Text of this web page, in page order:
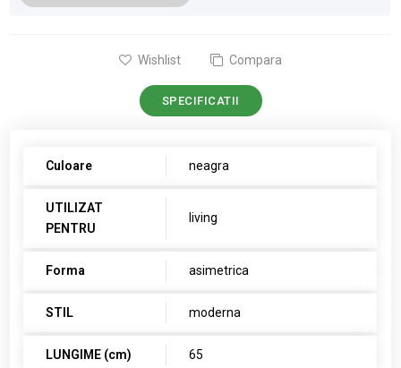
Wishlist Compara
SPECIFICATII
Culoare neagra
UTILIZAT
PENTRU
living
Forma asimetrica
STIL moderna
LUNGIME (cm) 65